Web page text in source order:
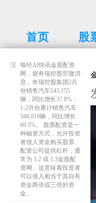
首页
股
每经AI快讯金股配资
网，据奇瑞控股官微消
息，奇瑞控股集团2月
份销售汽车143,155
辆，同比增长37.8%；
1-2月份累计销售汽车
348,019辆，同比增长
69.5%。 股票配资是一
种融资方式，允许投资
者借入资金购买股票。
配资公司提供杠杆，通
常为 1:2 或 1:3金股配
资网，这意味着投资者
可以借入相当于其自有
资金两倍或三倍的资
金。